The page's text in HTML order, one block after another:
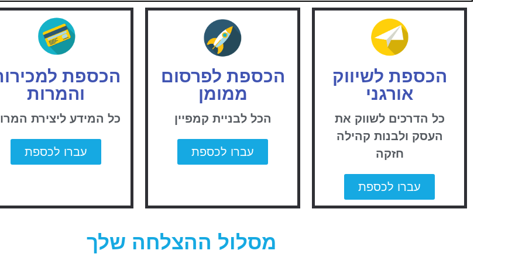
הכספת לשיווק
אורגני
כל הדרכים לשווק את
העסק ולבנות קהילה
חזקה
עברו לכספת
הכספת לפרסום
ממומן
הכל לבניית קמפיין
עברו לכספת
הכספת
והמרות
כל המידע ליצירת
עברו לכספת
מסלול ההצלחה שלך